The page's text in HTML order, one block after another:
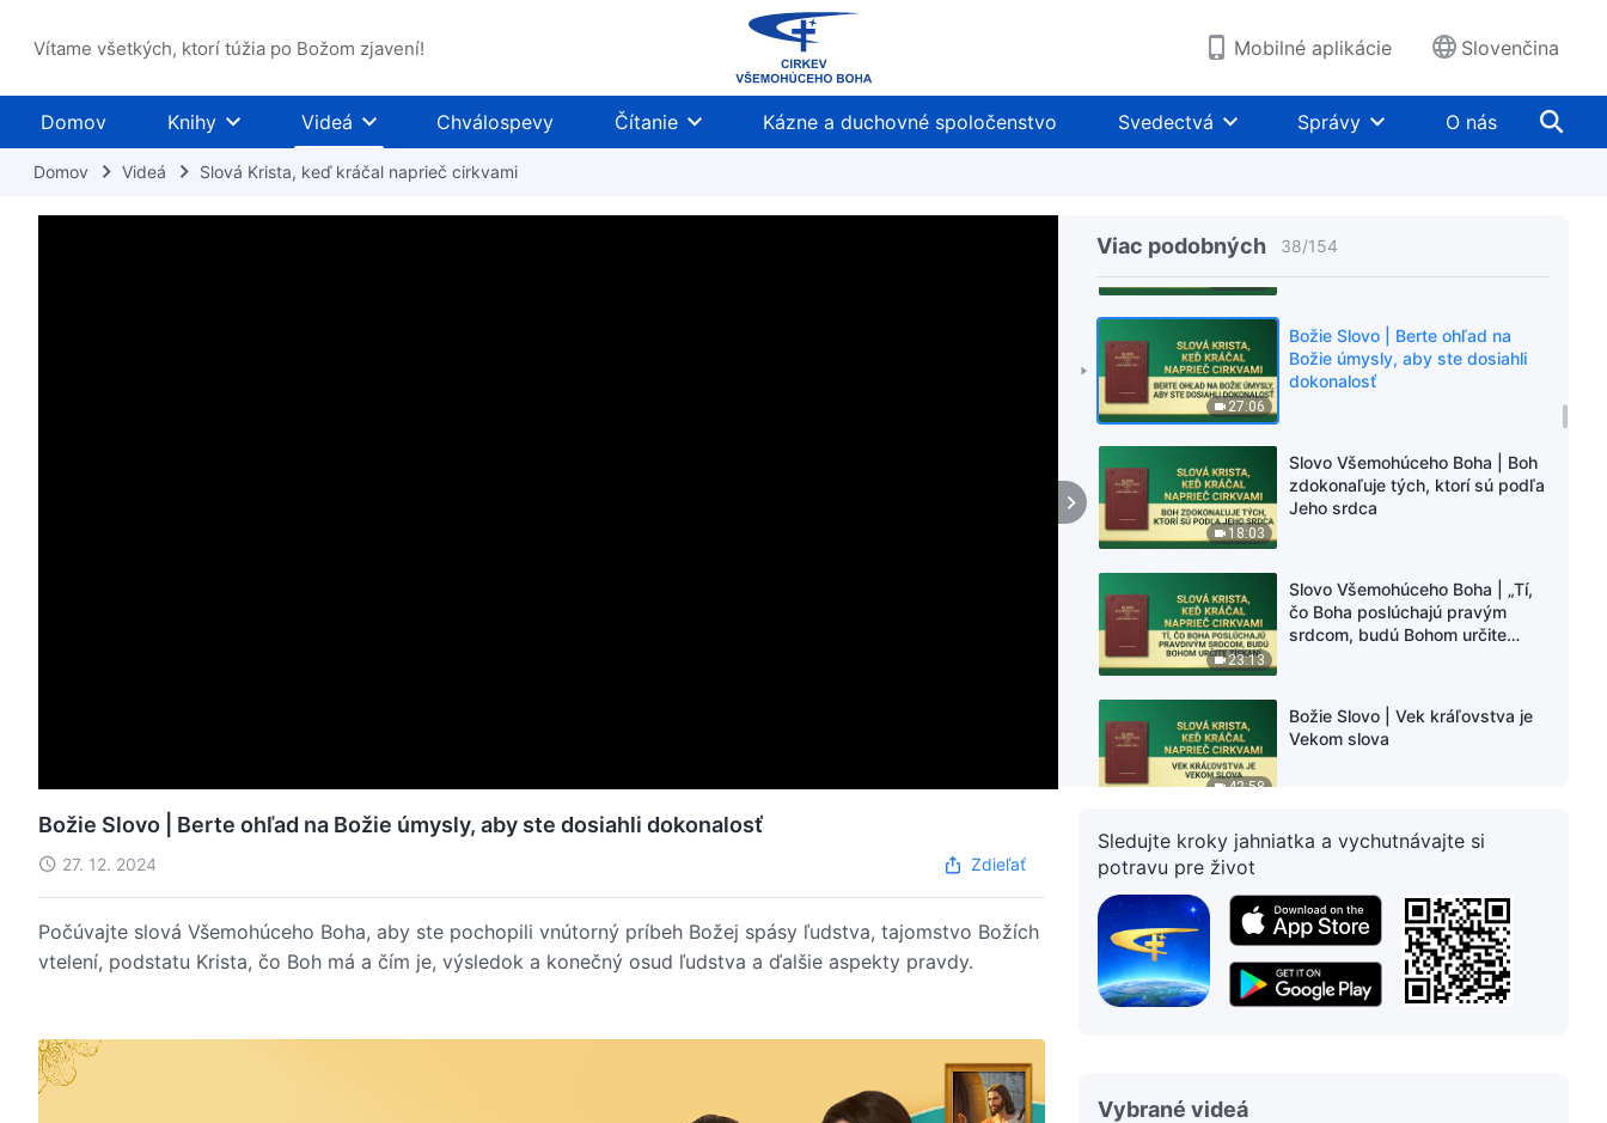
Vítame všetkých, ktorí túžia po Božom zjavení! Mobilné aplikácie Slovenčina
Domov Knihy Videá Chválospevy Čítanie Kázne a duchovné spoločenstvo Svedectvá Správy O nás
Domov Videá Slová Krista, keď kráčal naprieč cirkvami
Viac podobných 38/154
28:03
zmenili, sú tí, ktorí vstúpili do
reality Božích slov
24:37
27:06
Božie Slovo | Berte ohľad na
Božie úmysly, aby ste dosiahli
dokonalosť
18:03
Slovo Všemohúceho Boha | Boh
zdokonaľuje tých, ktorí sú podľa
Jeho srdca
23:13
Slovo Všemohúceho Boha | „Tí,
čo Boha poslúchajú pravým
srdcom, budú Bohom určite
42:58
Božie Slovo | Vek kráľovstva je
Vekom slova
47:36
Slovo Všemohúceho Boha |
Slovo Všemohúceho Boha | Tí,
ktorí skutočne milujú Boha, sa
Božie Slovo | Berte ohľad na Božie úmysly, aby ste dosiahli dokonalosť
27. 12. 2024 Zdieľať
Počúvajte slová Všemohúceho Boha, aby ste pochopili vnútorný príbeh Božej spásy ľudstva, tajomstvo Božích
vtelení, podstatu Krista, čo Boh má a čím je, výsledok a konečný osud ľudstva a ďalšie aspekty pravdy.
Sledujte kroky jahniatka a vychutnávajte si
potravu pre život
Vybrané videá